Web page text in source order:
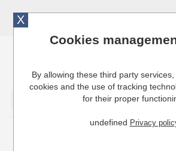
Cuisinresto: Ustensiles de cuisine
X
Cookies
By allowing these third party
cookies and the use of tracking
for their proper
undefined Privacy